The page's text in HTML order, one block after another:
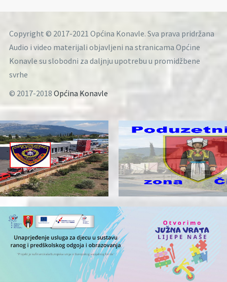
Copyright © 2017-2021 Općina Konavle. Sva prava pridržana
Audio i video materijali objavljeni na stranicama Općine
Konavle su slobodni za daljnju upotrebu u promidžbene
svrhe
© 2017-2018 Općina Konavle